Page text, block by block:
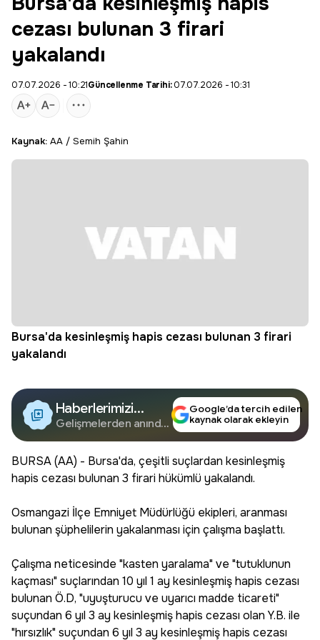
cezası bulunan 3 firari
yakalandı
07.07.2026 - 10:21Güncellenme Tarihi:07.07.2026 - 10:31
Kaynak: AA / Semih Şahin
Bursa'da kesinleşmiş hapis cezası bulunan 3 firari
yakalandı
Haberlerimizi
Google'da Takip
Edin
Gelişmelerden anında
Google’da tercih edilen
kaynak olarak ekleyin
BURSA (AA) - Bursa'da, çeşitli suçlardan kesinleşmiş
hapis cezası bulunan 3 firari hükümlü yakalandı.
Osmangazi İlçe Emniyet Müdürlüğü ekipleri, aranması
bulunan şüphelilerin yakalanması için çalışma başlattı.
Çalışma neticesinde "kasten yaralama" ve "tutuklunun
kaçması" suçlarından 10 yıl 1 ay kesinleşmiş hapis cezası
bulunan Ö.D, "uyuşturucu ve uyarıcı madde ticareti"
suçundan 6 yıl 3 ay kesinleşmiş hapis cezası olan Y.B. ile
"hırsızlık" suçundan 6 yıl 3 ay kesinleşmiş hapis cezası